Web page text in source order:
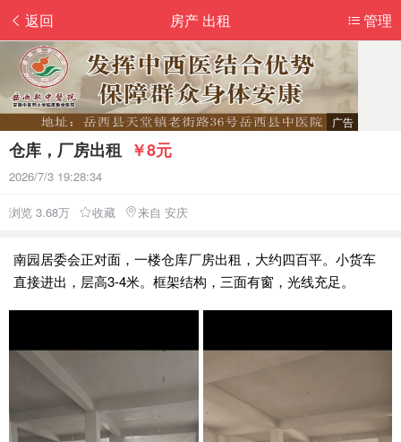
返回 管理
房产 出租
仓库，厂房出租 ￥8元
2026/7/3 19:28:34
浏览 3.68万 收藏 来自 安庆
南园居委会正对面，一楼仓库厂房出租，大约四百平。小货车
直接进出，层高3-4米。框架结构，三面有窗，光线充足。